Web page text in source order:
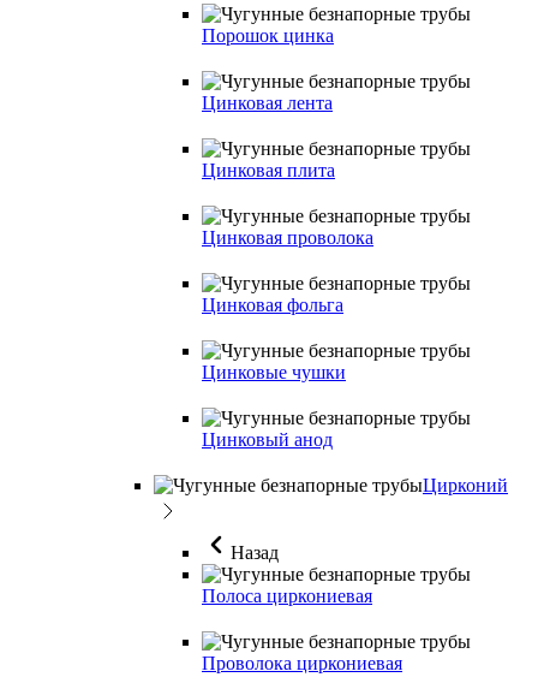
Порошок цинка
Цинковая лента
Цинковая плита
Цинковая проволока
Цинковая фольга
Цинковые чушки
Цинковый анод
Цирконий
Назад
Полоса циркониевая
Проволока циркониевая